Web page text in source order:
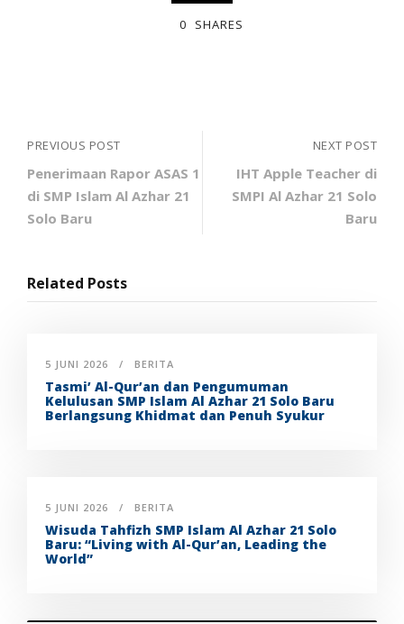
0 SHARES
PREVIOUS POST
Penerimaan Rapor ASAS 1
di SMP Islam Al Azhar 21
Solo Baru
NEXT POST
IHT Apple Teacher di
SMPI Al Azhar 21 Solo
Baru
Related Posts
5 JUNI 2026 BERITA
Tasmi’ Al-Qur’an dan Pengumuman
Kelulusan SMP Islam Al Azhar 21 Solo Baru
Berlangsung Khidmat dan Penuh Syukur
5 JUNI 2026 BERITA
Wisuda Tahfizh SMP Islam Al Azhar 21 Solo
Baru: “Living with Al-Qur’an, Leading the
World”